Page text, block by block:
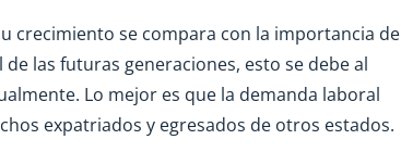
crecimiento se compara con la importancia de
las futuras generaciones, esto se debe al
Lo mejor es que la demanda laboral
expatriados y egresados de otros estados.